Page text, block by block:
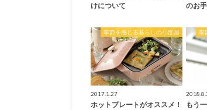
けについて
のお
季節を感じる暮らしの小部屋
2017.1.27
ホットプレートがオススメ！
季
もう